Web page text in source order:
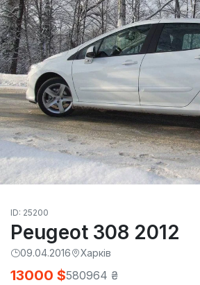
ID: 25200
Peugeot 308 2012
09.04.2016 Харків
13000 $580964 ₴